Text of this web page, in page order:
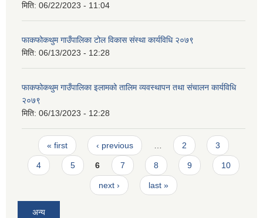
मिति: 06/22/2023 - 11:04
फाकफोकथुम गाउँपालिका टोल विकास संस्था कार्यविधि २०७९
मिति: 06/13/2023 - 12:28
फाकफोकथुम गाउँपालिका इलामको तालिम व्यवस्थापन तथा संचालन कार्यविधि
२०७९
मिति: 06/13/2023 - 12:28
Pages
« first ‹ previous 2 3
4 5 6 7 8 9 10
next › last »
अन्य